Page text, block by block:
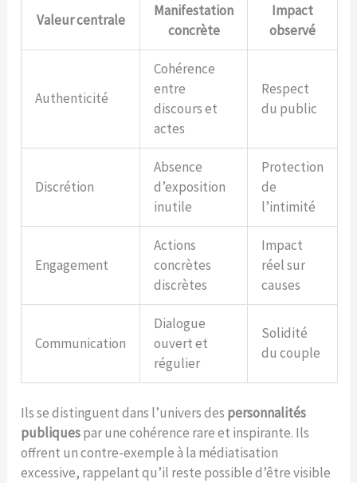
Valeur centrale
Manifestation
concrète
Impact
observé
Authenticité
Cohérence
entre
discours et
actes
Respect
du public
Discrétion
Absence
d’exposition
inutile
Protection
de
l’intimité
Engagement
Actions
concrètes
discrètes
Impact
réel sur
causes
Communication
Dialogue
ouvert et
régulier
Solidité
du couple
Ils se distinguent dans l’univers des personnalités
publiquespar une cohérence rare et inspirante. Ils
offrent un contre-exemple à la médiatisation
excessive, rappelant qu’il reste possible d’être visible